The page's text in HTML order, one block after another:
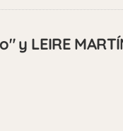
y LEIRE